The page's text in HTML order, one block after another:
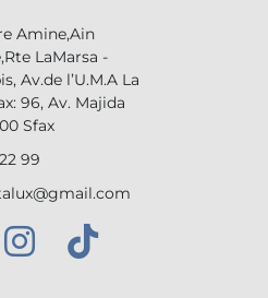
Amine,Ain
LaMarsa -
Av.de l’U.M.A La
96, Av. Majida
Sfax
99